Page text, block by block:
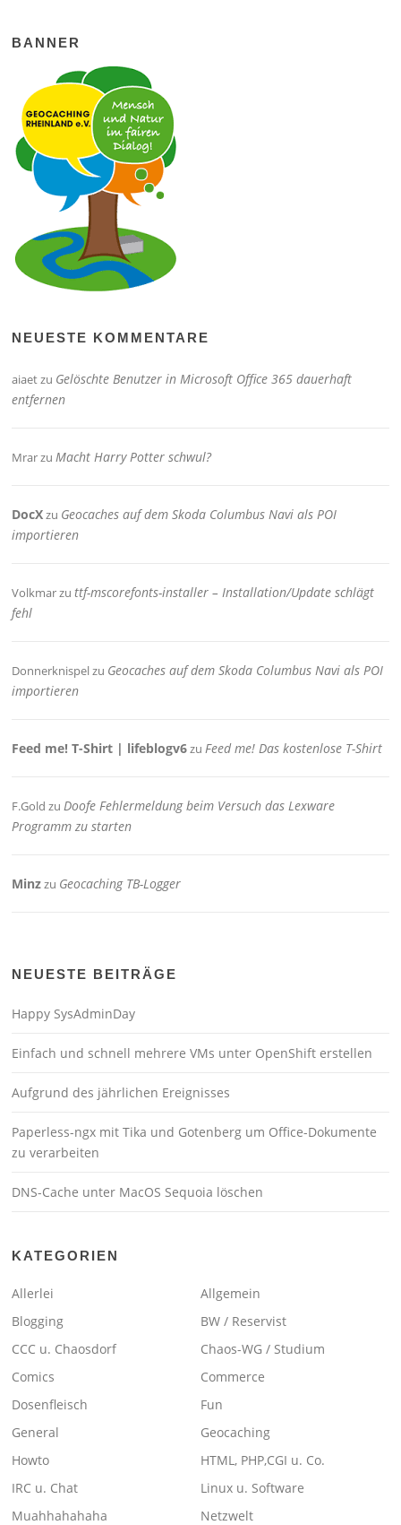
BANNER
NEUESTE KOMMENTARE
aiaetzu Gelöschte Benutzer in Microsoft Office 365 dauerhaft
entfernen
Mrarzu Macht Harry Potter schwul?
DocXzu Geocaches auf dem Skoda Columbus Navi als POI
importieren
Volkmarzuttf-mscorefonts-installer – Installation/Update schlägt
fehl
Donnerknispelzu Geocaches auf dem Skoda Columbus Navi als POI
importieren
Feed me! T-Shirt | lifeblogv6zu Feed me! Das kostenlose T-Shirt
F.Gold zu Doofe Fehlermeldung beim Versuch das Lexware
Programm zu starten
Minzzu Geocaching TB-Logger
NEUESTE BEITRÄGE
Happy SysAdminDay
Einfach und schnell mehrere VMs unter OpenShift erstellen
Aufgrund des jährlichen Ereignisses
Paperless-ngx mit Tika und Gotenberg um Office-Dokumente
zu verarbeiten
DNS-Cache unter MacOS Sequoia löschen
KATEGORIEN
Allerlei
Allgemein
Blogging
BW / Reservist
CCC u. Chaosdorf
Chaos-WG / Studium
Comics
Commerce
Dosenfleisch
Fun
General
Geocaching
Howto
HTML, PHP,CGI u. Co.
IRC u. Chat
Linux u. Software
Muahhahahaha
Netzwelt